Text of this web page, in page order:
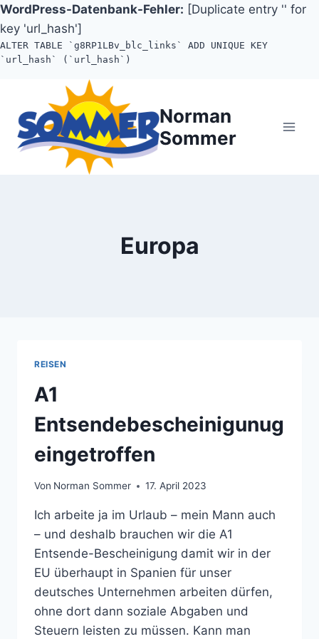
WordPress-Datenbank-Fehler: [Duplicate entry '' for
key 'url_hash']
ALTER TABLE `g8RP1LBv_blc_links` ADD UNIQUE KEY
`url_hash` (`url_hash`)
springen
Norman
Sommer
Europa
REISEN
A1
Entsendebescheinigunug
eingetroffen
Von Norman Sommer 17. April 2023
Ich arbeite ja im Urlaub – mein Mann auch
– und deshalb brauchen wir die A1
Entsende-Bescheinigung damit wir in der
EU überhaupt in Spanien für unser
deutsches Unternehmen arbeiten dürfen,
ohne dort dann soziale Abgaben und
Steuern leisten zu müssen. Kann man